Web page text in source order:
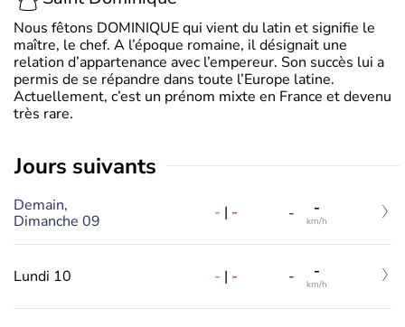
Nous fêtons DOMINIQUE qui vient du latin et signifie le
maître, le chef. A l’époque romaine, il désignait une
relation d’appartenance avec l’empereur. Son succès lui a
permis de se répandre dans toute l’Europe latine.
Actuellement, c’est un prénom mixte en France et devenu
très rare.
jours suivants
Demain,
Dimanche 09
- | - - -
km/h
Lundi 10 - | - - -
km/h